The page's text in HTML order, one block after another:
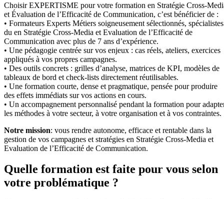
Choisir EXPERTISME pour votre formation en Stratégie Cross-
et Évaluation de l’Efficacité de Communication, c’est bénéficier de :
• Formateurs Experts Métiers soigneusement sélectionnés, spécialistes
du en Stratégie Cross-Media et Evaluation de l’Efficacité de
Communication avec plus de 7 ans d’expérience.
• Une pédagogie centrée sur vos enjeux : cas réels, ateliers, exercices
appliqués à vos propres campagnes.
• Des outils concrets : grilles d’analyse, matrices de KPI, modèles de
tableaux de bord et check-lists directement réutilisables.
• Une formation courte, dense et pragmatique, pensée pour produire
des effets immédiats sur vos actions en cours.
• Un accompagnement personnalisé pendant la formation pour
les méthodes à votre secteur, à votre organisation et à vos contraintes.
Notre mission: vous rendre autonome, efficace et rentable dans la
gestion de vos campagnes et stratégies en Stratégie Cross-Media et
Evaluation de l’Efficacité de Communication.
Quelle formation est faite pour vous selon
votre problématique ?